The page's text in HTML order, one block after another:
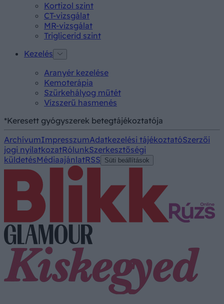
Kortizol szint
CT-vizsgálat
MR-vizsgálat
Triglicerid szint
Kezelés
Aranyér kezelése
Kemoterápia
Szürkehályog műtét
Vízszerű hasmenés
*Keresett gyógyszerek betegtájékoztatója
ArchívumImpresszumAdatkezelési tájékoztatóSzerzői
jogi nyilatkozatRólunkSzerkesztőségi
küldetésMédiaajánlatRSS Süti beállítások